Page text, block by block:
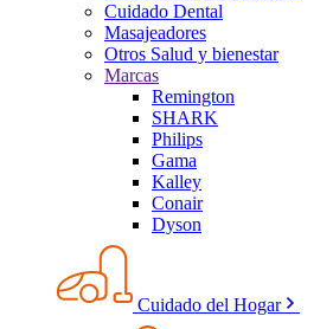
Cuidado Dental
Masajeadores
Otros Salud y bienestar
Marcas
Remington
SHARK
Philips
Gama
Kalley
Conair
Dyson
Cuidado del Hogar